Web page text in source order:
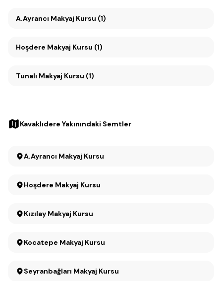
A.Ayrancı Makyaj Kursu (1)
Hoşdere Makyaj Kursu (1)
Tunalı Makyaj Kursu (1)
Kavaklıdere Yakınındaki Semtler
A.Ayrancı Makyaj Kursu
Hoşdere Makyaj Kursu
Kızılay Makyaj Kursu
Kocatepe Makyaj Kursu
Seyranbağları Makyaj Kursu